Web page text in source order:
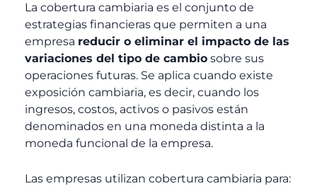
La cobertura cambiaria es el conjunto de
estrategias financieras que permiten a una
empresa reducir o eliminar el impacto de las
variaciones del tipo de cambio sobre sus
operaciones futuras. Se aplica cuando existe
exposición cambiaria, es decir, cuando los
ingresos, costos, activos o pasivos están
denominados en una moneda distinta a la
moneda funcional de la empresa.
Las empresas utilizan cobertura cambiaria para: